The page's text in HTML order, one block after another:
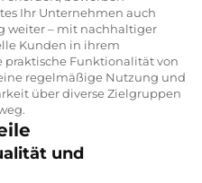
Ihr Unternehmen auch
weiter – mit nachhaltiger
Kunden in ihrem
Funktionalität von
regelmäßige Nutzung und
über diverse Zielgruppen
und